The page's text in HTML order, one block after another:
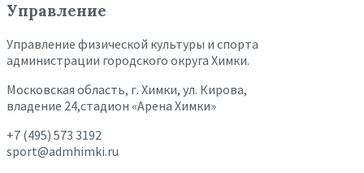
Управление
Управление физической культуры и спорта
администрации городского округа Химки.
Московская область, г. Химки, ул. Кирова,
владение 24,стадион «Арена Химки»
+7 (495) 573 3192
sport@admhimki.ru